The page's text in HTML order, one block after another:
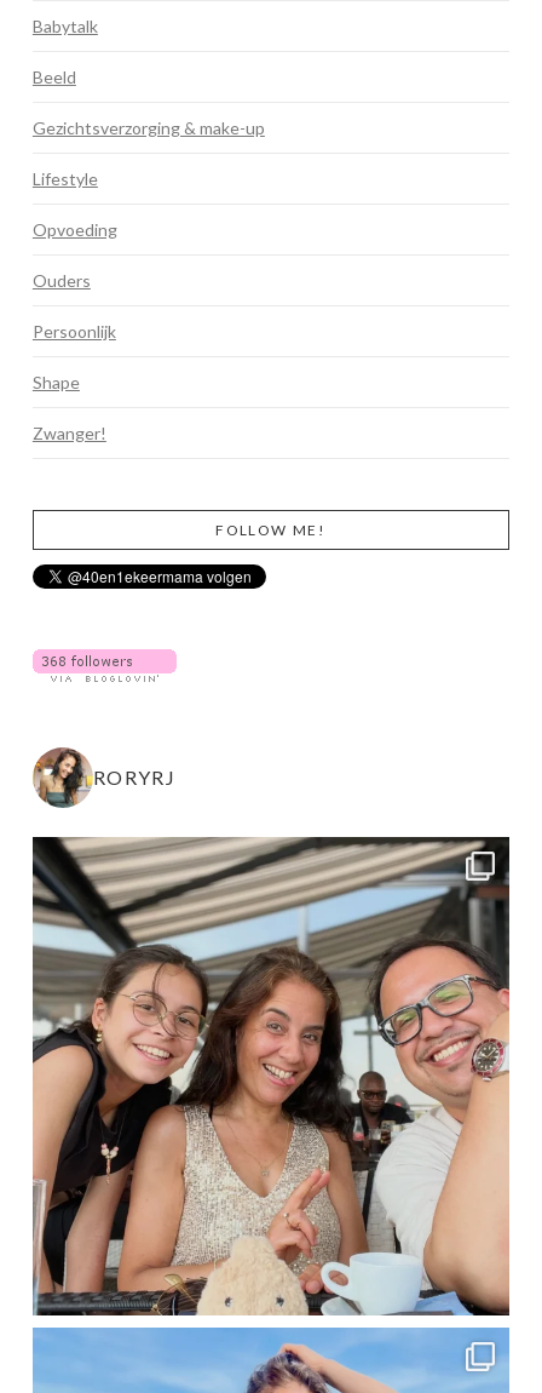
Babytalk
Beeld
Gezichtsverzorging & make-up
Lifestyle
Opvoeding
Ouders
Persoonlijk
Shape
Zwanger!
FOLLOW ME!
RORYRJ